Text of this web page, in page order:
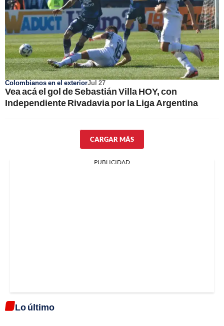
Colombianos en el exteriorJul 27
Vea acá el gol de Sebastián Villa HOY, con
Independiente Rivadavia por la Liga Argentina
CARGAR MÁS
PUBLICIDAD
Lo último